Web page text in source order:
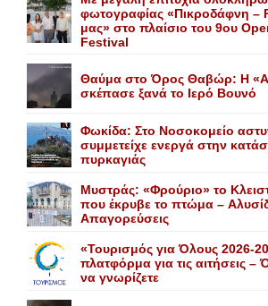
φωτογραφίας «Πικροδάφνη –
μας» στο πλαίσιο του 9ου
Festival
Θαύμα στο Όρος Θαβώρ: H
σκέπασε ξανά το Iερό Bουνό
Φωκίδα: Στο Νοσοκομείο
συμμετείχε ενεργά στην
πυρκαγιάς
Mυστράς: «Φρούριο» το
που έκρυβε το πτώμα –
Aπαγορεύσεις
«Τουρισμός για Όλους 2026-
πλατφόρμα για τις αιτήσεις
να γνωρίζετε